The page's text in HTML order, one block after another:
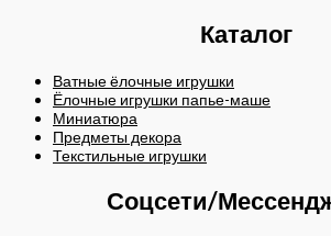
Каталог
Ватные ёлочные игрушки
Ёлочные игрушки папье-маше
Миниатюра
Предметы декора
Текстильные игрушки
Соцсети/